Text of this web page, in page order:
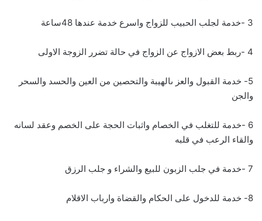
3 -خدمة لجلب الحبيب للزواج واسرع خدمة عندها 48ساعة
4 -ربط بعض الازواج عن الزواج في حالة تضرر الزوجة الاولى
5- خدمة القبول والعز ىالهيبة والتحصين من العين والحسد والسحر
والجن
6 -خدمة للتغلب في الخصام واثبات الحجة على الخصم وعقد لسانه
والقاء الرعب في قلبه
7 -خدمة في جلب الزبون للبيع والشراء و جلب الرزق
8- خدمة للدخول على الحكام والقضاة وارباب الاقلام